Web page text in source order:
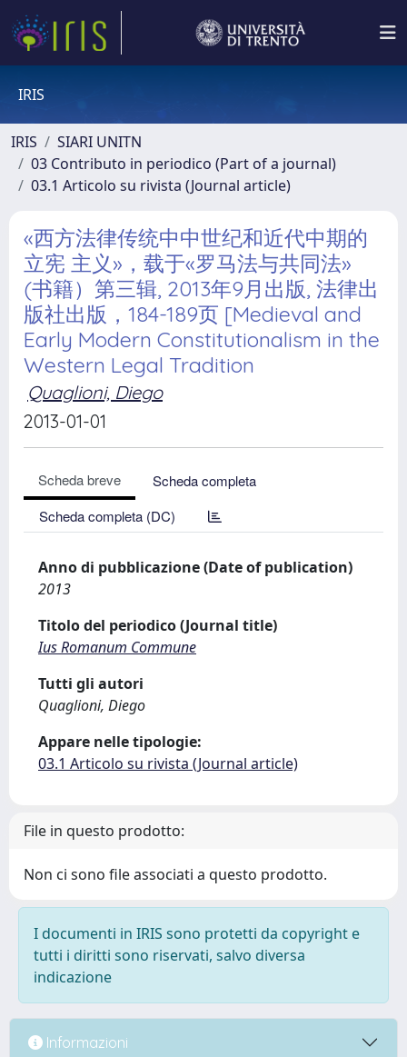
IRIS
IRIS
SIARI UNITN
03 Contributo in periodico (Part of a journal)
03.1 Articolo su rivista (Journal article)
«西方法律传统中中世纪和近代中期的
立宪 主义»，载于«罗马法与共同法»
(书籍）第三辑, 2013年9月出版, 法律出
版社出版，184-189页 [Medieval and
Early Modern Constitutionalism in the
Western Legal Tradition
Quaglioni, Diego
2013-01-01
Scheda breve
Scheda completa
Scheda completa (DC)
Anno di pubblicazione (Date of publication)
2013
Titolo del periodico (Journal title)
Ius Romanum Commune
Tutti gli autori
Quaglioni, Diego
Appare nelle tipologie:
03.1 Articolo su rivista (Journal article)
File in questo prodotto:
Non ci sono file associati a questo prodotto.
I documenti in IRIS sono protetti da copyright e
tutti i diritti sono riservati, salvo diversa
indicazione
Informazioni